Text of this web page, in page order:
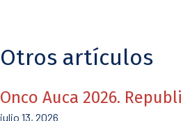
Otros artículos
Onco Auca 2026.
julio 13, 2026